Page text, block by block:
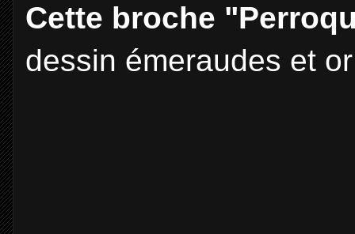
Cette broche
dessin émeraudes et